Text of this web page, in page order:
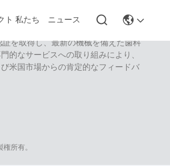
ト 私たち ニュース
を取得し、最新の機械を備えた歯科
的なサービスへの取り組みにより、
米国市場からの肯定的なフィードバ
所有。